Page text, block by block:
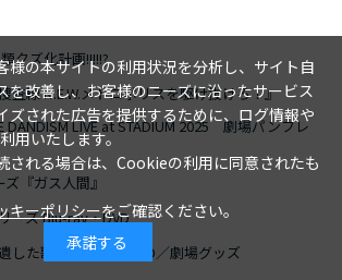
クズ化計画!!!!!?
査線 N.E.W.メトロポリスを駆け抜けろ！』
DANDISM LIVE at STADIUM 2025 劇場パンフレ
ズ『ガス人間』
ーズ Blu-ray・DVD
した歌』Blu-ray・DVD／劇場グッズ
様の本サイトの利用状況を分析し、サイト自
を改善し、お客様のニーズに沿ったサービス
ズされた広告を提供するために、ログ情報や
用いたします。
される場合は、Cookieの利用に同意されたも
キーポリシーをご確認ください。
承諾する